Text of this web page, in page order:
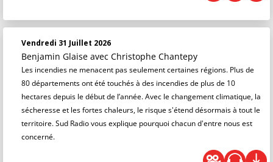
Vendredi 31 Juillet 2026
Benjamin Glaise avec Christophe Chantepy
Les incendies ne menacent pas seulement certaines régions. Plus de
80 départements ont été touchés à des incendies de plus de 10
hectares depuis le début de l’année. Avec le changement climatique, la
sécheresse et les fortes chaleurs, le risque s'étend désormais à tout le
territoire. Sud Radio vous explique pourquoi chacun d'entre nous est
concerné.